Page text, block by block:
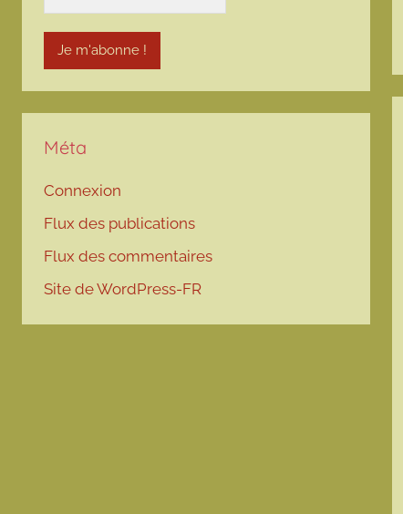
Méta
Connexion
Flux des publications
Flux des commentaires
Site de WordPress-FR